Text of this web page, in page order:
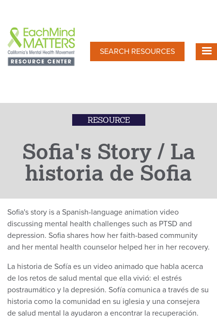
main
content
SEARCH RESOURCES
RESOURCE
Sofia's Story / La
historia de Sofia
Sofia's story is a Spanish-language animation video
discussing mental health challenges such as PTSD and
depression. Sofia shares how her faith-based community
and her mental health counselor helped her in her recovery.
La historia de Sofía es un video animado que habla acerca
de los retos de salud mental que ella vivió: el estrés
postraumático y la depresión. Sofía comunica a través de su
historia como la comunidad en su iglesia y una consejera
de salud mental la ayudaron a encontrar la recuperación.